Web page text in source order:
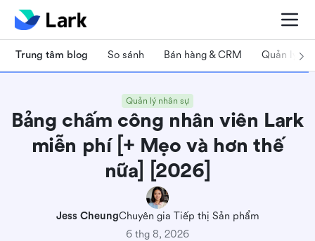
Trung tâm blog So sánh Bán hàng & CRM Quản lý dự
Quản lý nhân sự
Bảng chấm công nhân viên Lark
miễn phí [+ Mẹo và hơn thế
nữa] [2026]
Jess CheungChuyên gia Tiếp thị Sản phẩm
6 thg 8, 2026